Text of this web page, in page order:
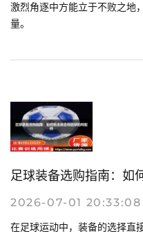
激烈角逐中方能立于不败之地
量。
足球装备选购指南：如
2026-07-01 20:33:08
在足球运动中，装备的选择直